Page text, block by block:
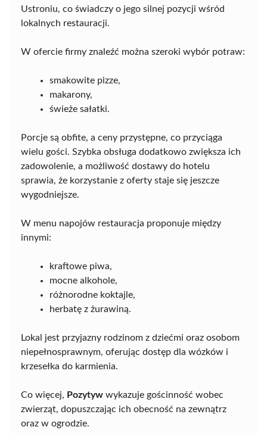
Ustroniu, co świadczy o jego silnej pozycji wśród
lokalnych restauracji.
W ofercie firmy znaleźć można szeroki wybór potraw:
smakowite pizze,
makarony,
świeże sałatki.
Porcje są obfite, a ceny przystępne, co przyciąga
wielu gości. Szybka obsługa dodatkowo zwiększa ich
zadowolenie, a możliwość dostawy do hotelu
sprawia, że korzystanie z oferty staje się jeszcze
wygodniejsze.
W menu napojów restauracja proponuje między
innymi:
kraftowe piwa,
mocne alkohole,
różnorodne koktajle,
herbatę z żurawiną.
Lokal jest przyjazny rodzinom z dziećmi oraz osobom
niepełnosprawnym, oferując dostęp dla wózków i
krzesełka do karmienia.
Co więcej, Pozytyw wykazuje gościnność wobec
zwierząt, dopuszczając ich obecność na zewnątrz
oraz w ogrodzie.